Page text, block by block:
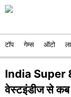
टॉप गेम्स ऑटो
India Super
वेस्टइंडीज से कब